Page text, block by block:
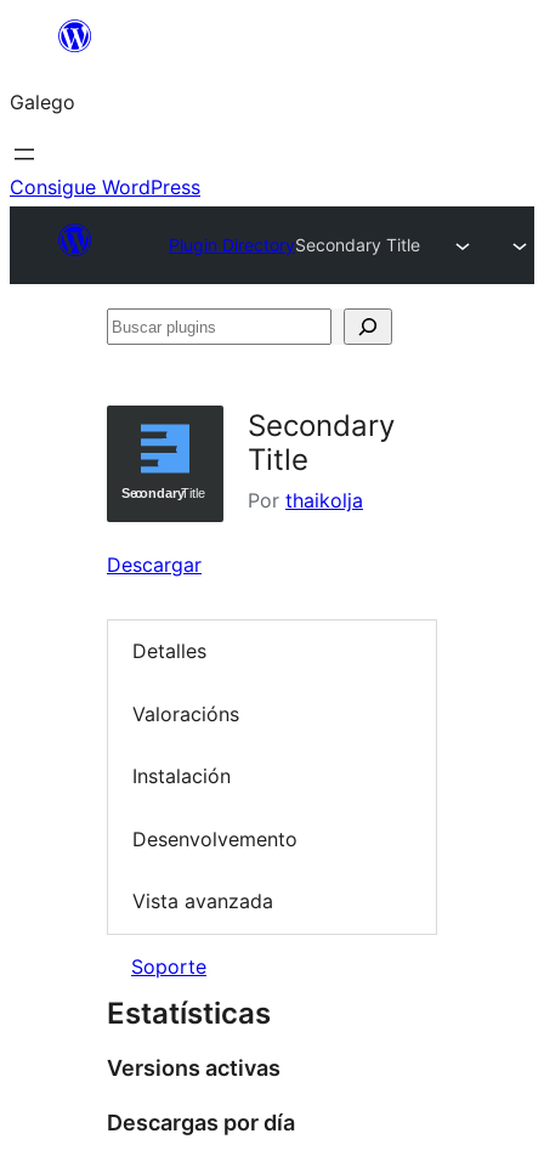
Saltar
contido
Galego
Consigue WordPress
Plugin DirectorySecondary Title
Buscar
Secondary
Title
Por thaikolja
Descargar
Detalles
Valoracións
Instalación
Desenvolvemento
Vista avanzada
Soporte
Estatísticas
Versions activas
Descargas por día